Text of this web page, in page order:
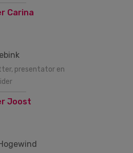
Carina
presentator en
Joost